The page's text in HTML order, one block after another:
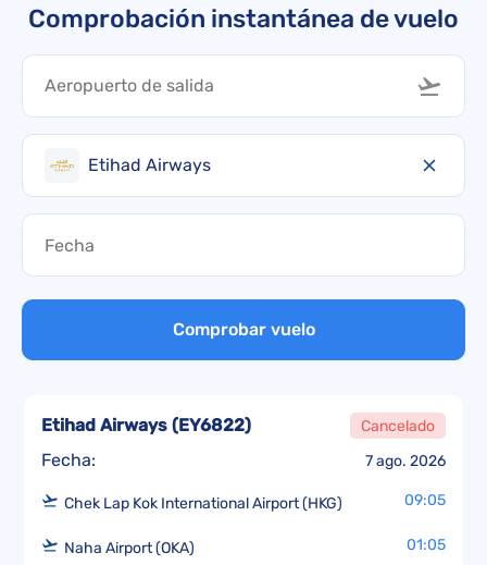
Comprobación instantánea de vuelo
Etihad Airways
Comprobar vuelo
Fecha: 7 ago. 2026
Etihad Airways (EY6822) Cancelado
Chek Lap Kok International Airport (HKG) 09:05
Naha Airport (OKA) 01:05